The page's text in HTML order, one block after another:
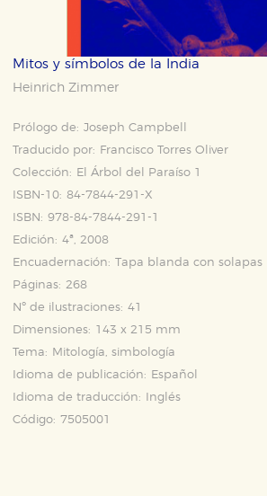
Mitos y símbolos de la India
Heinrich Zimmer
Prólogo de: Joseph Campbell
Traducido por:
Francisco Torres Oliver
Colección:
El Árbol del Paraíso 1
ISBN-10: 84-7844-291-X
ISBN: 978-84-7844-291-1
Edición: 4ª, 2008
Encuadernación: Tapa blanda con solapas
Páginas: 268
Nº de ilustraciones: 41
Dimensiones: 143 x 215 mm
Tema:
Mitología, simbología
Idioma de publicación:
Español
Idioma de traducción:
Inglés
Código: 7505001